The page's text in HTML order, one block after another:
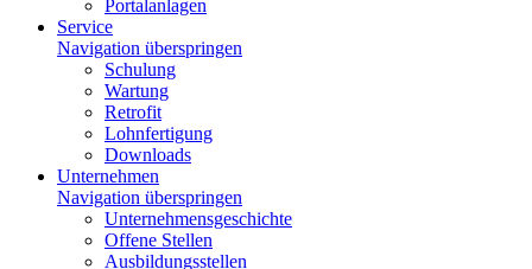
Portalanlagen
Service
Navigation überspringen
Schulung
Wartung
Retrofit
Lohnfertigung
Downloads
Unternehmen
Navigation überspringen
Unternehmensgeschichte
Offene Stellen
Ausbildungsstellen